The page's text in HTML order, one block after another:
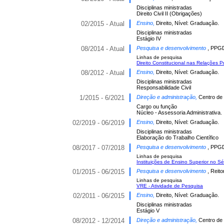
Disciplinas ministradas
Direito Civil II (Obrigações)
02/2015 - Atual Ensino, Direito, Nível: Graduação.
Disciplinas ministradas
Estágio IV
08/2014 - Atual Pesquisa e desenvolvimento ,
Linhas de pesquisa
Direito Constitucional nas Relações
08/2012 - Atual Ensino, Direito, Nível: Graduação.
Disciplinas ministradas
Responsabilidade Civil
1/2015 - 6/2021 Direção e administração, Centro
Cargo ou função
Núcleo - Assessoria Administrativa.
02/2019 - 06/2019 Ensino, Direito, Nível: Graduação.
Disciplinas ministradas
Elaboração do Trabalho Científico
08/2017 - 07/2018 Pesquisa e desenvolvimento ,
Linhas de pesquisa
Instituições de Ensino Superior no
01/2015 - 06/2015 Pesquisa e desenvolvimento ,
Linhas de pesquisa
VRE - Atividade de Pesquisa
02/2011 - 06/2015 Ensino, Direito, Nível: Graduação.
Disciplinas ministradas
Estágio V
08/2012 - 12/2014 Direção e administração, Centro